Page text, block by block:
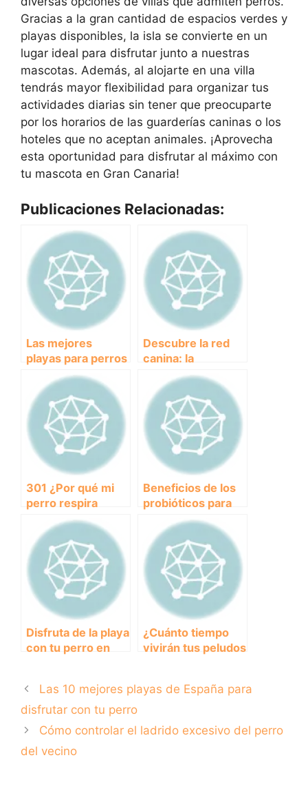
Gracias a la gran cantidad de espacios verdes y
playas disponibles, la isla se convierte en un
lugar ideal para disfrutar junto a nuestras
mascotas. Además, al alojarte en una villa
tendrás mayor flexibilidad para organizar tus
actividades diarias sin tener que preocuparte
por los horarios de las guarderías caninas o los
hoteles que no aceptan animales. ¡Aprovecha
esta oportunidad para disfrutar al máximo con
tu mascota en Gran Canaria!
Publicaciones Relacionadas:
Las mejores
playas para perros
en Valencia:
Diversión acuática
para tu mascota
Descubre la red
canina: la
comunidad online
para dueños de
perros
301 ¿Por qué mi
perro respira
rápido? Descubre
las causas y cómo
tratarlo
Beneficios de los
probióticos para
perros: Mejora la
salud intestinal y
fortalece el
sistema
inmunológico
Disfruta de la playa
con tu perro en
recomendaciones
¿Cuánto tiempo
vivirán tus peludos
perros y cómo
adecuadamente.
Las 10 mejores playas de España para
disfrutar con tu perro
Cómo controlar el ladrido excesivo del perro
del vecino